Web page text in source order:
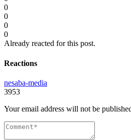
0
0
0
0
Already reacted for this post.
Reactions
nesaba-media
3953
Your email address will not be